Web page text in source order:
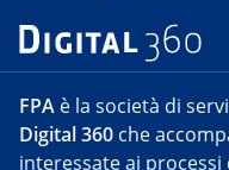
FPA è la società di
Digital 360 che
interessate ai processi